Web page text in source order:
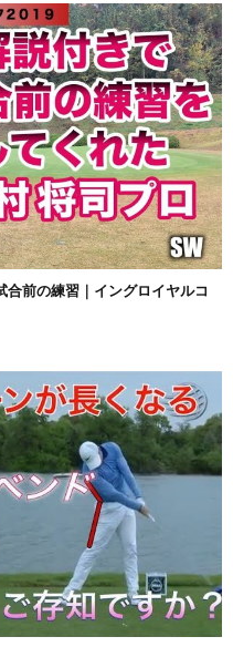
前の練習｜イングロイヤルコ